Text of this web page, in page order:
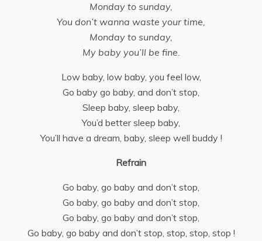
Monday to sunday,
You don’t wanna waste your time,
Monday to sunday,
My baby you’ll be fine.
Low baby, low baby, you feel low,
Go baby go baby, and don’t stop,
Sleep baby, sleep baby,
You’d better sleep baby,
You’ll have a dream, baby, sleep well buddy !
Refrain
Go baby, go baby and don’t stop,
Go baby, go baby and don’t stop,
Go baby, go baby and don’t stop,
Go baby, go baby and don’t stop, stop, stop, stop !